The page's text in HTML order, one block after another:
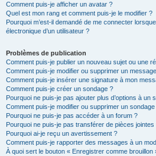
Comment puis-je afficher un avatar ?
Quel est mon rang et comment puis-je le modifier ?
Pourquoi m’est-il demandé de me connecter
électronique d’un utilisateur ?
Problèmes de publication
Comment puis-je publier un nouveau sujet ou une
Comment puis-je modifier ou supprimer un
Comment puis-je insérer une signature à mon
Comment puis-je créer un sondage ?
Pourquoi ne puis-je pas ajouter plus d’options à un
Comment puis-je modifier ou supprimer un sondage
Pourquoi ne puis-je pas accéder à un forum ?
Pourquoi ne puis-je pas transférer de pièces jointes
Pourquoi ai-je reçu un avertissement ?
Comment puis-je rapporter des messages à un
À quoi sert le bouton « Enregistrer comme brouillon